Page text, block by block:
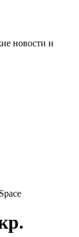
новости и